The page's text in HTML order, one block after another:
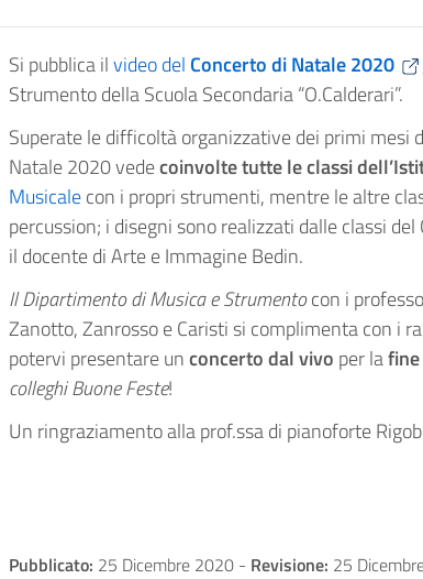
Si pubblica ilvideo del Concerto di Natale 2020
Strumento della Scuola Secondaria “O.Calderari”.
Superate le difficoltà organizzative dei primi mesi
Natale 2020 vedecoinvolte tutte le classi
Musicalecon i propri strumenti, mentre le altre
percussion; i disegni sono realizzati dalle classi
il docente di Arte e Immagine Bedin.
Il Dipartimento di Musica e Strumentocon i
Zanotto, Zanrosso e Caristi si complimenta con i
potervi presentare unconcerto dal vivo per lafine
colleghi Buone Feste!
Un ringraziamento alla prof.ssa di pianoforte
Pubblicato: 25 Dicembre 2020 - Revisione: 25